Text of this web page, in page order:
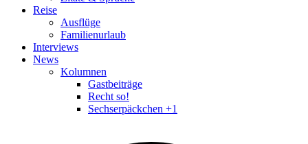
Reise
Ausflüge
Familienurlaub
Interviews
News
Kolumnen
Gastbeiträge
Recht so!
Sechserpäckchen +1